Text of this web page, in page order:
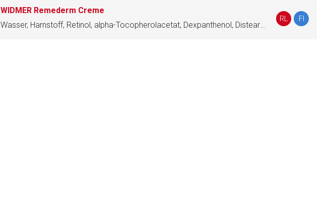
WIDMER Remederm Creme
Wasser, Harnstoff, Retinol, alpha-Tocopherolacetat, Dexpanthenol, Distearylhydrogencitrat, Pentaerythritderivate, Glycerololeat, Aluminiumhydroxiddistearat, Propylenglycol, Sorbitansesquioleat, Wachs, gebleichtes, Hartparaffin, Vaselin, weißes, Paraffin, dünnflüssiges, Macrogol, Glycerolmonostearat, Isopropylmyristat, Decyloleat, Dibutyladipat, Butandiol, Sorbitol, Milchsäure
RL FI